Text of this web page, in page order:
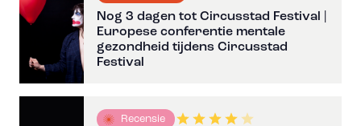
Nog 3 dagen tot Circusstad Festival |
Europese conferentie mentale
gezondheid tijdens Circusstad
Festival
Recensie